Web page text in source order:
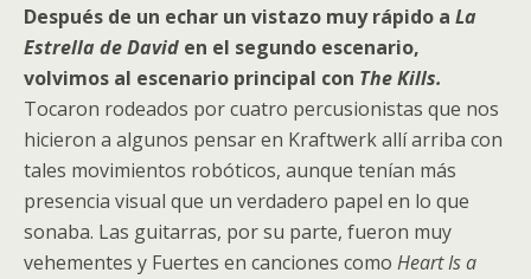
Después de un echar un vistazo muy rápido a La
Estrella de David en el segundo escenario,
volvimos al escenario principal con The Kills.
Tocaron rodeados por cuatro percusionistas que nos
hicieron a algunos pensar en Kraftwerk allí arriba con
tales movimientos robóticos, aunque tenían más
presencia visual que un verdadero papel en lo que
sonaba. Las guitarras, por su parte, fueron muy
vehementes y Fuertes en canciones como Heart Is a